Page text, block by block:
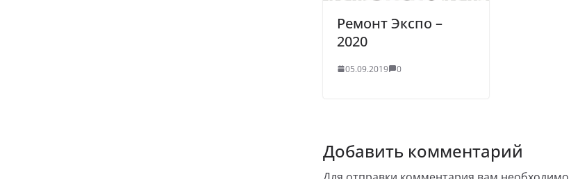
Ремонт Экспо –
2020
05.09.2019 0
Добавить комментарий